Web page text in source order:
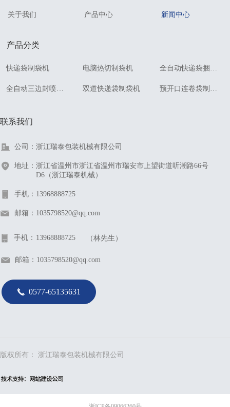
关于我们 产品中心 新闻中心
快递袋制袋机 电脑热切制袋机 全自动快递袋捆扎一体机
产品分类
全自动三边封喷胶纸袋机 双道快递袋制袋机 预开口连卷袋制袋机
公司： 浙江瑞泰包装机械有限公司
地址： 浙江省温州市浙江省温州市瑞安市上望街道听潮路66号
D6（浙江瑞泰机械）
手机： 13968888725
邮箱： 1035798520@qq.com
联系我们
끅 0577-65135631
手机： 13968888725 （林先生）
邮箱： 1035798520@qq.com
版权所有： 浙江瑞泰包装机械有限公司